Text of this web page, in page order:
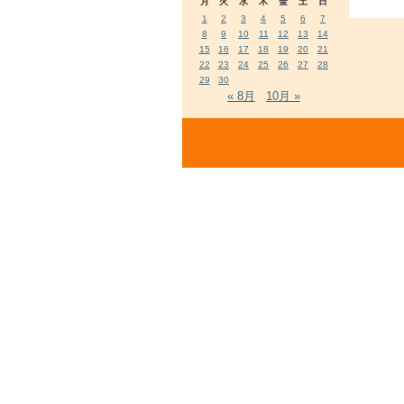
1
2 3 4 5 6
7
8
9 10 11 12 13
14
15
16 17 18 19 20
21
22
23 24 25 26 27
28
29
30
« 8月 10月 »